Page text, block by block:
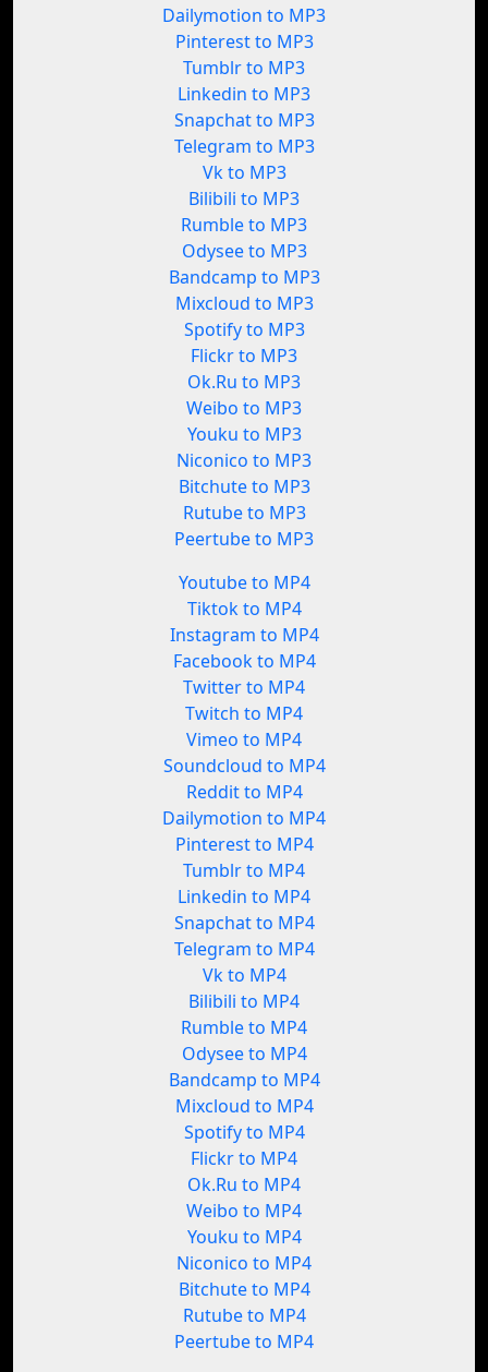
Dailymotion to MP3
Pinterest to MP3
Tumblr to MP3
Linkedin to MP3
Snapchat to MP3
Telegram to MP3
Vk to MP3
Bilibili to MP3
Rumble to MP3
Odysee to MP3
Bandcamp to MP3
Mixcloud to MP3
Spotify to MP3
Flickr to MP3
Ok.Ru to MP3
Weibo to MP3
Youku to MP3
Niconico to MP3
Bitchute to MP3
Rutube to MP3
Peertube to MP3
Youtube to MP4
Tiktok to MP4
Instagram to MP4
Facebook to MP4
Twitter to MP4
Twitch to MP4
Vimeo to MP4
Soundcloud to MP4
Reddit to MP4
Dailymotion to MP4
Pinterest to MP4
Tumblr to MP4
Linkedin to MP4
Snapchat to MP4
Telegram to MP4
Vk to MP4
Bilibili to MP4
Rumble to MP4
Odysee to MP4
Bandcamp to MP4
Mixcloud to MP4
Spotify to MP4
Flickr to MP4
Ok.Ru to MP4
Weibo to MP4
Youku to MP4
Niconico to MP4
Bitchute to MP4
Rutube to MP4
Peertube to MP4